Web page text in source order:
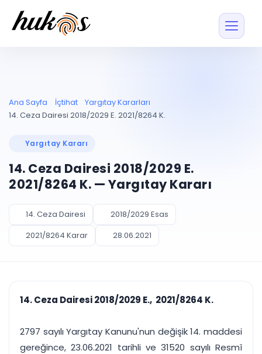
Entegrasyonu
UYAP ile otomatik
UYAP Evrak
Entegrasyonu
UETS Entegrasyonu
Tebligatları anında
Müvekkil ve taraf
Vekalet
PLANLAMA & TAKİP
Pano ve Takip
Duruşma ve görev
takvimi
Bildirim
Süreleri asla kaçırmayın
takibi
rapor
Blog
Ücretsiz Başlayın Giriş Yap
Ana Sayfa İçtihat
Yargıtay Kararları
14. Ceza Dairesi 2018/2029 E. 2021/8264 K.
Yargıtay Kararı
14. Ceza Dairesi 2018/2029 E.
2021/8264 K. — Yargıtay Kararı
14. Ceza Dairesi
2018/2029 Esas
2021/8264 Karar
28.06.2021
14. Ceza Dairesi 2018/2029 E., 2021/8264 K.
2797 sayılı Yargıtay Kanunu'nun değişik 14. maddesi
gereğince, 23.06.2021 tarihli ve 31520 sayılı Resmî